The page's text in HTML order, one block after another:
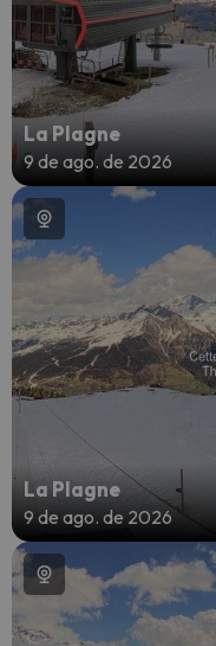
La Plagne
9 de ago. de 2026
La Plagne
9 de ago. de 2026